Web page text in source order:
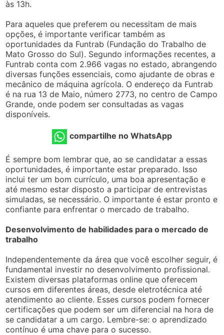
às 13h.
Para aqueles que preferem ou necessitam de mais
opções, é importante verificar também as
oportunidades da Funtrab (Fundação do Trabalho de
Mato Grosso do Sul). Segundo informações recentes, a
Funtrab conta com 2.966 vagas no estado, abrangendo
diversas funções essenciais, como ajudante de obras e
mecânico de máquina agrícola. O endereço da Funtrab
é na rua 13 de Maio, número 2773, no centro de Campo
Grande, onde podem ser consultadas as vagas
disponíveis.
compartilhe no WhatsApp
É sempre bom lembrar que, ao se candidatar a essas
oportunidades, é importante estar preparado. Isso
inclui ter um bom currículo, uma boa apresentação e
até mesmo estar disposto a participar de entrevistas
simuladas, se necessário. O importante é estar pronto e
confiante para enfrentar o mercado de trabalho.
Desenvolvimento de habilidades para o mercado de
trabalho
Independentemente da área que você escolher seguir, é
fundamental investir no desenvolvimento profissional.
Existem diversas plataformas online que oferecem
cursos em diferentes áreas, desde eletrotécnica até
atendimento ao cliente. Esses cursos podem fornecer
certificações que podem ser um diferencial na hora de
se candidatar a um cargo. Lembre-se: o aprendizado
contínuo é uma chave para o sucesso.